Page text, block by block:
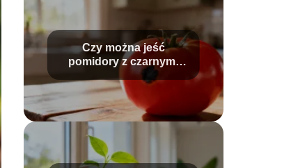
Czy można jeść
pomidory z czarnymi
plamami?